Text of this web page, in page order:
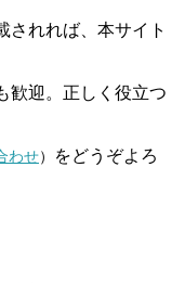
されれば、本サイト
歓迎。正しく役立つ
わせ）
をどうぞよろ